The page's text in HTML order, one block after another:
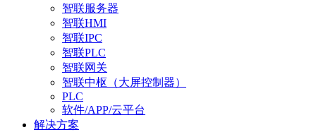
智联服务器
智联HMI
智联IPC
智联PLC
智联网关
智联中枢（大屏控制器）
PLC
软件/APP/云平台
解决方案